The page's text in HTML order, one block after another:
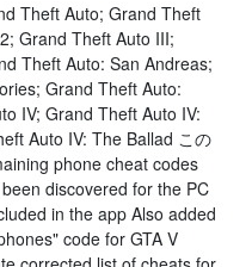
Theft Auto; Grand Theft
Grand Theft Auto III;
Theft Auto: San Andreas;
Grand Theft Auto:
IV; Grand Theft Auto IV:
Auto IV: The Ballad この
phone cheat codes
discovered for the PC
in the app Also added
code for GTA V